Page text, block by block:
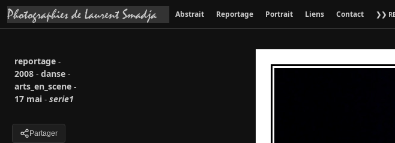
Abstrait Reportage Portrait Liens Contact ❯❯
reportage -
2008 - danse -
arts_en_scene -
17 mai - serie1
Partager